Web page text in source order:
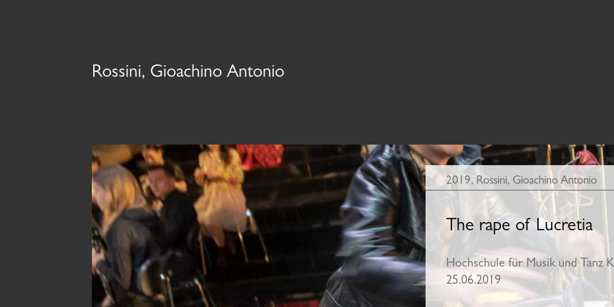
Rossini, Gioachino Antonio
2019, Rossini, Gioachino Antonio
The rape of Lucretia
Hochschule für Musik und Tanz
25.06.2019